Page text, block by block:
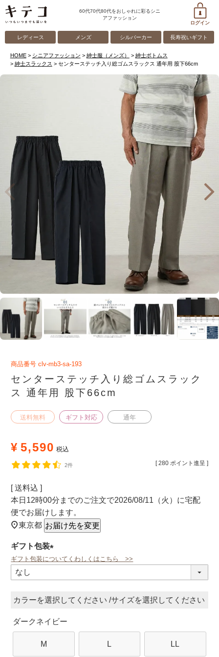
60代70代80代をおしゃれに彩るシニ
アファッション
ログイン
レディース メンズ シルバーカー 長寿祝いギフト
HOME シニアファッション 紳士服（メンズ）
紳士ボトムス
紳士スラックス
センターステッチ入り総ゴムスラックス 通年用 股下66cm
商品番号 clv-mb3-sa-193
センターステッチ入り総ゴムスラック
ス 通年用 股下66cm
送料無料 ギフト対応 通年
¥ 5,590 税込
[ 280 ポイント進呈 ]
2件
送料込
本日 12時00分 までのご注文で2026/08/11（火） に宅配
便でお届けします。
東京都 お届け先を変更
ギフト包装
(必
ギフト包装についてくわしくはこちら >>
カラー サイズ
ダークネイビー
M L LL